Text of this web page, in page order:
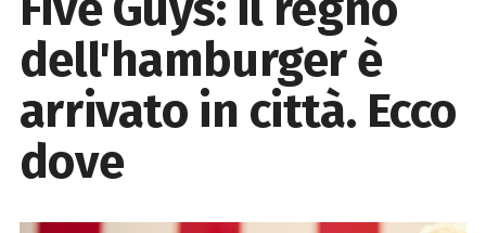
dell'hamburger è
arrivato in città. Ecco
dove